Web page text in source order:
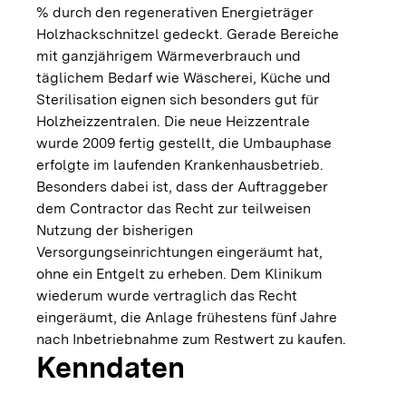
% durch den regenerativen Energieträger
Holzhackschnitzel gedeckt. Gerade Bereiche
mit ganzjährigem Wärmeverbrauch und
täglichem Bedarf wie Wäscherei, Küche und
Sterilisation eignen sich besonders gut für
Holzheizzentralen. Die neue Heizzentrale
wurde 2009 fertig gestellt, die Umbauphase
erfolgte im laufenden Krankenhausbetrieb.
Besonders dabei ist, dass der Auftraggeber
dem Contractor das Recht zur teilweisen
Nutzung der bisherigen
Versorgungseinrichtungen eingeräumt hat,
ohne ein Entgelt zu erheben. Dem Klinikum
wiederum wurde vertraglich das Recht
eingeräumt, die Anlage frühestens fünf Jahre
nach Inbetriebnahme zum Restwert zu kaufen.
Kenndaten